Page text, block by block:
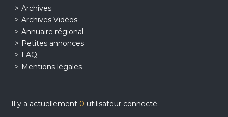
Archives
Archives Vidéos
Annuaire régional
Petites annonces
FAQ
Mentions légales
Il y a actuellement 0 utilisateur connecté.